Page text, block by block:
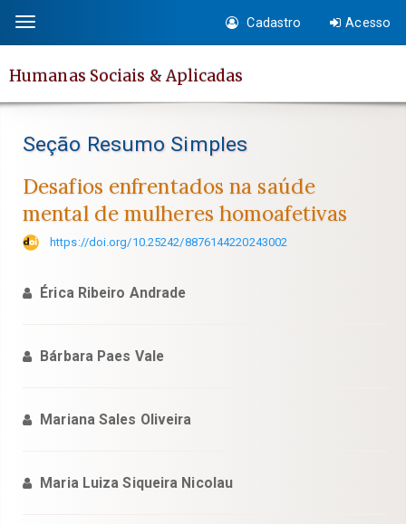
conteúdo
página
Navegação
Principal
Conteúdo
principal
Lateral
Toggle
navigation
Cadastro Acesso
Humanas Sociais & Aplicadas
Seção Resumo Simples
Desafios enfrentados na saúde
mental de mulheres homoafetivas
https://doi.org/10.25242/8876144220243002
Érica Ribeiro Andrade
Bárbara Paes Vale
Mariana Sales Oliveira
Maria Luiza Siqueira Nicolau